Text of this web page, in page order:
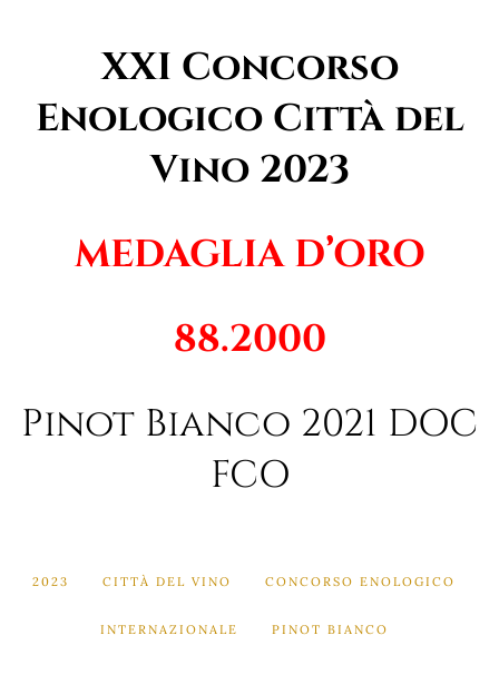
XXI Concorso
Enologico Città del
Vino 2023
MEDAGLIA D’ORO
88.2000
Pinot Bianco 2021 DOC
FCO
2023 CITTÀ DEL VINO CONCORSO ENOLOGICO
INTERNAZIONALE PINOT BIANCO